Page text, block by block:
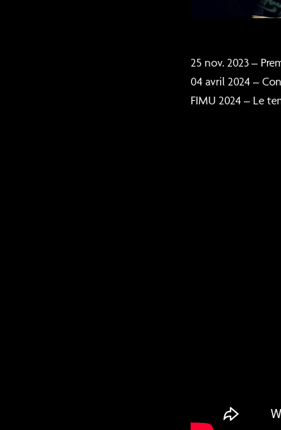
25 nov. 2023 –
04 avril 2024 –
FIMU 2024 – Le